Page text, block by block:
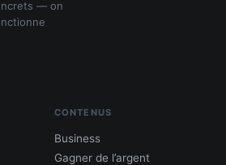
— on
CONTENUS
Business
Gagner de l’argent